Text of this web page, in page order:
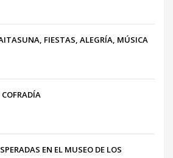
FIESTAS, ALEGRÍA, MÚSICA
EN EL MUSEO DE LOS